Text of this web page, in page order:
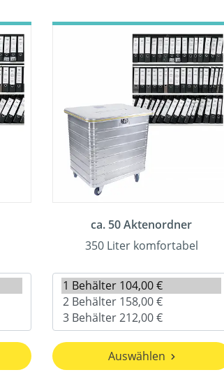
ca. 50 Aktenordner
350 Liter komfortabel
Auswählen